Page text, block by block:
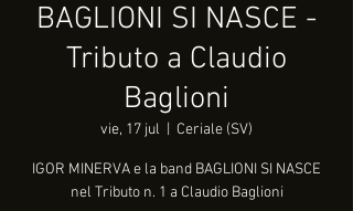
BAGLIONI SI NASCE -
Tributo a Claudio
Baglioni
vie, 17 jul Ceriale (SV)
IGOR MINERVA e la band BAGLIONI SI NASCE
nel Tributo n. 1 a Claudio Baglioni